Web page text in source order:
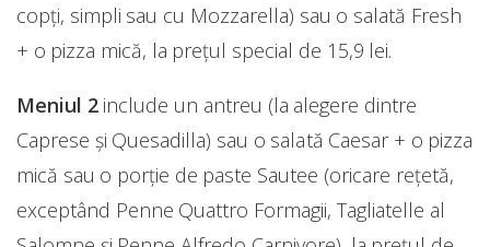
copți, simpli sau cu Mozzarella) sau o salată Fresh
+ o pizza mică, la prețul special de 15,9 lei.
Meniul 2include un antreu (la alegere dintre
Caprese și Quesadilla) sau o salată Caesar + o pizza
mică sau o porție de paste Sautee (oricare rețetă,
exceptând Penne Quattro Formagii, Tagliatelle al